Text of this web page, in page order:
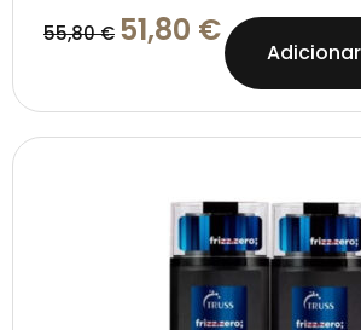
55,80€ 51,80 €
Adicionar